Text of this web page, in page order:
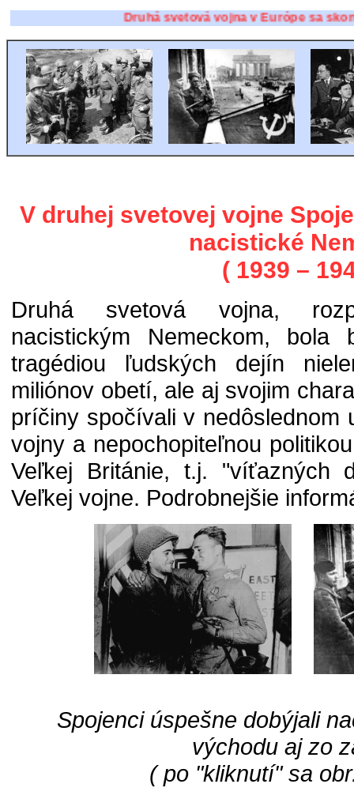
Druhá svetová vojna v Európe sa skončila 8.
V druhej svetovej vojne
nacistické
( 1939 –
Druhá svetová vojna,
nacistickým Nemeckom, bola
tragédiou ľudských dejín
miliónov obetí, ale aj svojim
príčiny spočívali v nedôslednom
vojny a nepochopiteľnou
Veľkej Británie, t.j. "víťazných
Veľkej vojne. Podrobnejšie
Spojenci úspešne dobýjali
východu aj zo
( po "kliknutí" sa